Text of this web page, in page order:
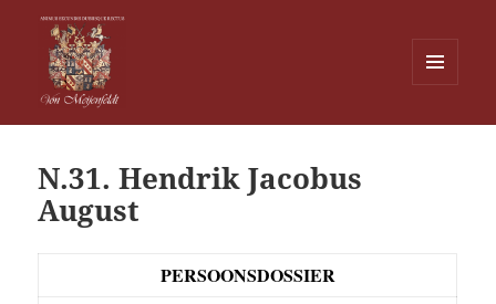
WIDGETS
N.31. Hendrik Jacobus
August
PERSOONSDOSSIER